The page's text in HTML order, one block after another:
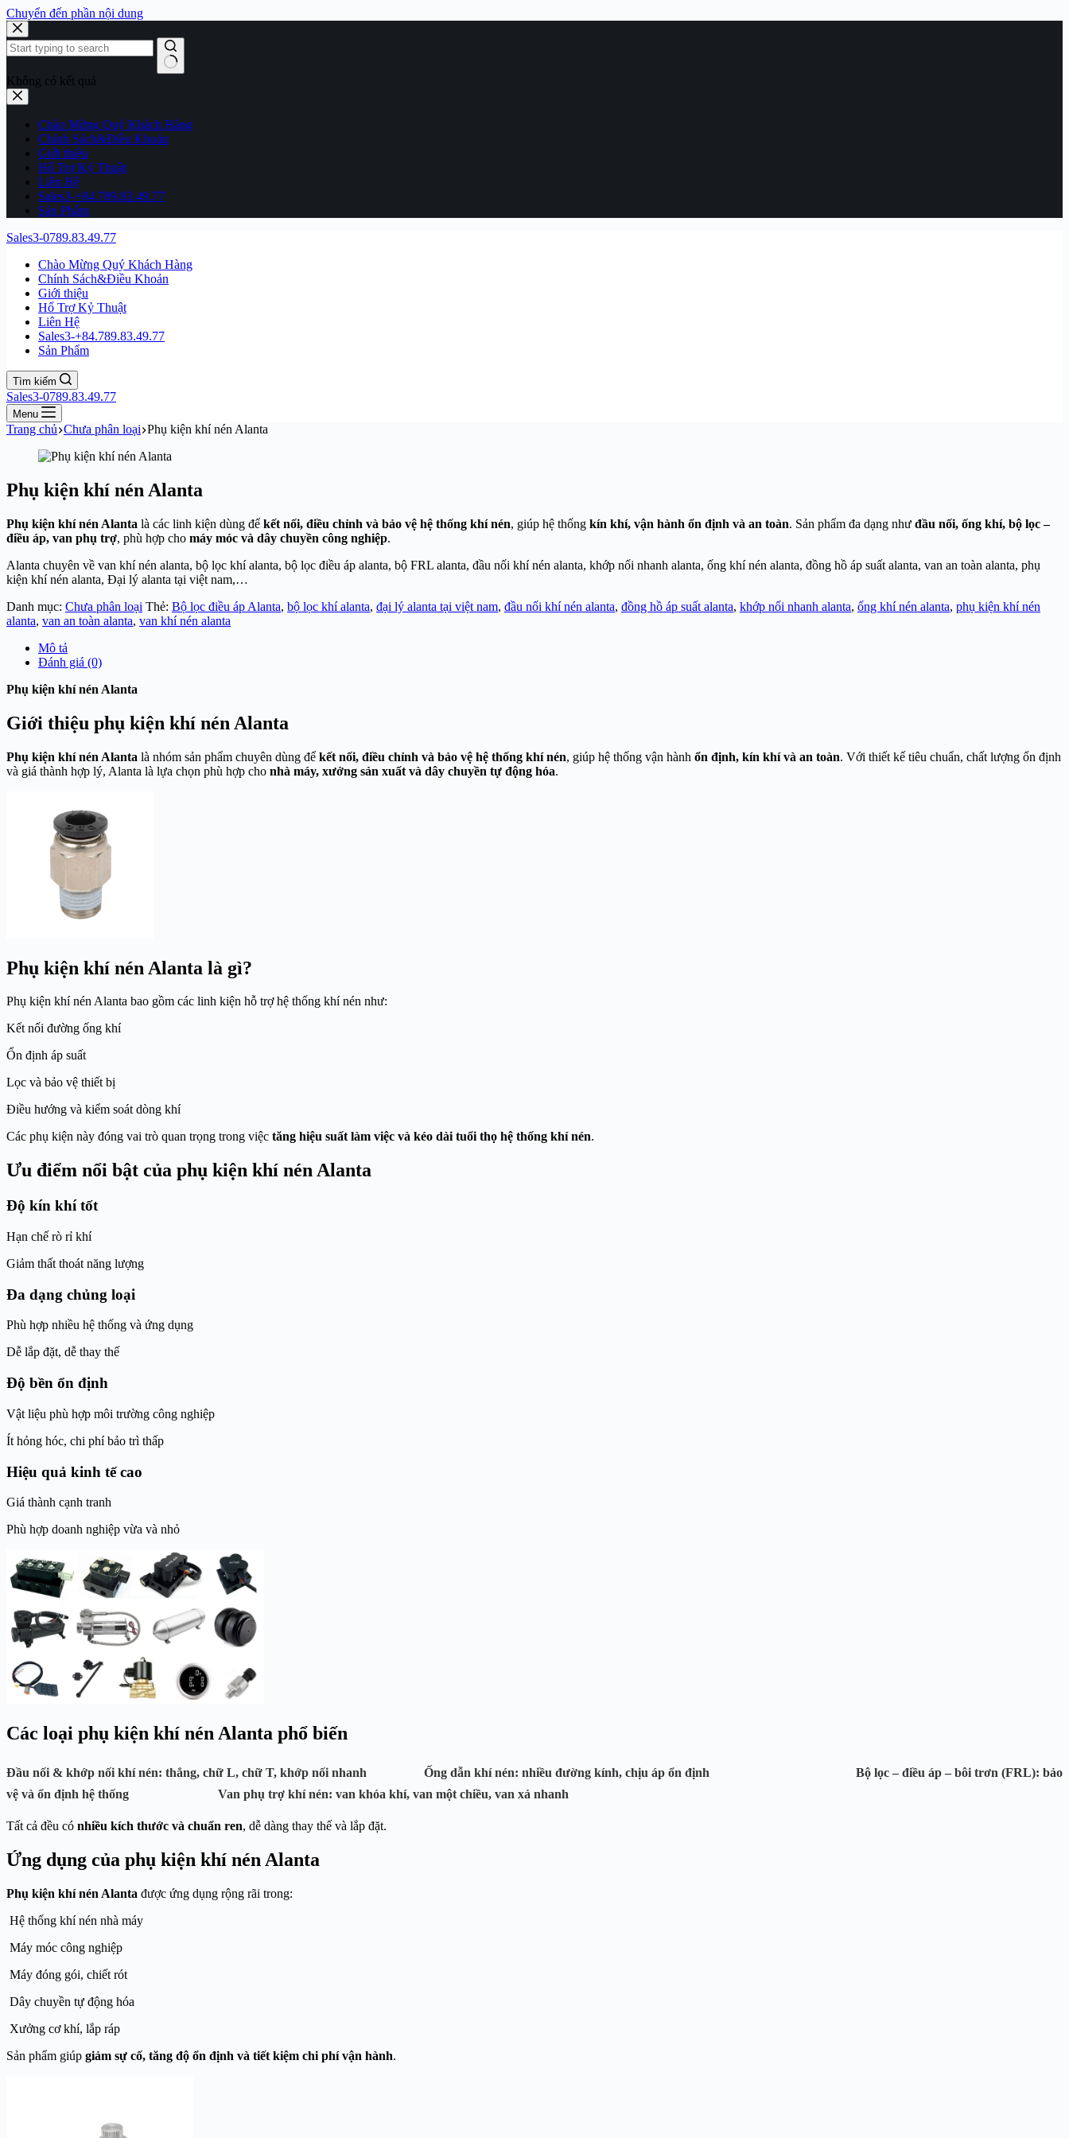
Chuyển đến phần nội dung
Không có kết quả
Chào Mừng Quý Khách Hàng
Chính Sách&Điều Khoản
Giới thiệu
Hổ Trợ Kỷ Thuật
Liên Hệ
Sales3-+84.789.83.49.77
Sản Phẩm
Sales3-0789.83.49.77
Chào Mừng Quý Khách Hàng
Chính Sách&Điều Khoản
Giới thiệu
Hổ Trợ Kỷ Thuật
Liên Hệ
Sales3-+84.789.83.49.77
Sản Phẩm
Tìm kiếm
Sales3-0789.83.49.77
Menu
Trang chủ Chưa phân loại Phụ kiện khí nén Alanta
Phụ kiện khí nén Alanta
Phụ kiện khí nén Alanta là các linh kiện dùng để kết nối, điều chỉnh và bảo vệ hệ thống khí nén, giúp hệ thống kín khí, vận hành ổn định và an toàn. Sản phẩm đa dạng như đầu nối, ống khí, bộ lọc –
điều áp, van phụ trợ, phù hợp cho máy móc và dây chuyền công nghiệp.
Alanta chuyên về van khí nén alanta, bộ lọc khí alanta, bộ lọc điều áp alanta, bộ FRL alanta, đầu nối khí nén alanta, khớp nối nhanh alanta, ống khí nén alanta, đồng hồ áp suất alanta, van an toàn alanta, phụ
kiện khí nén alanta, Đại lý alanta tại việt nam,…
Danh mục: Chưa phân loại Thẻ: Bộ lọc điều áp Alanta, bộ lọc khí alanta, đại lý alanta tại việt nam, đầu nối khí nén alanta, đồng hồ áp suất alanta, khớp nối nhanh alanta, ống khí nén alanta, phụ kiện khí nén
alanta, van an toàn alanta, van khí nén alanta
Mô tả
Đánh giá (0)
Phụ kiện khí nén Alanta
Giới thiệu phụ kiện khí nén Alanta
Phụ kiện khí nén Alanta là nhóm sản phẩm chuyên dùng để kết nối, điều chỉnh và bảo vệ hệ thống khí nén, giúp hệ thống vận hành ổn định, kín khí và an toàn. Với thiết kế tiêu chuẩn, chất lượng ổn định
và giá thành hợp lý, Alanta là lựa chọn phù hợp cho nhà máy, xưởng sản xuất và dây chuyền tự động hóa.
Phụ kiện khí nén Alanta là gì?
Phụ kiện khí nén Alanta bao gồm các linh kiện hỗ trợ hệ thống khí nén như:
Kết nối đường ống khí
Ổn định áp suất
Lọc và bảo vệ thiết bị
Điều hướng và kiểm soát dòng khí
Các phụ kiện này đóng vai trò quan trọng trong việc tăng hiệu suất làm việc và kéo dài tuổi thọ hệ thống khí nén.
Ưu điểm nổi bật của phụ kiện khí nén Alanta
Độ kín khí tốt
Hạn chế rò rỉ khí
Giảm thất thoát năng lượng
Đa dạng chủng loại
Phù hợp nhiều hệ thống và ứng dụng
Dễ lắp đặt, dễ thay thế
Độ bền ổn định
Vật liệu phù hợp môi trường công nghiệp
Ít hỏng hóc, chi phí bảo trì thấp
Hiệu quả kinh tế cao
Giá thành cạnh tranh
Phù hợp doanh nghiệp vừa và nhỏ
Các loại phụ kiện khí nén Alanta phổ biến
Đầu nối & khớp nối khí nén: thẳng, chữ L, chữ T, khớp nối nhanh Ống dẫn khí nén: nhiều đường kính, chịu áp ổn định Bộ lọc – điều áp – bôi trơn (FRL): bảo
vệ và ổn định hệ thống Van phụ trợ khí nén: van khóa khí, van một chiều, van xả nhanh
Tất cả đều có nhiều kích thước và chuẩn ren, dễ dàng thay thế và lắp đặt.
Ứng dụng của phụ kiện khí nén Alanta
Phụ kiện khí nén Alanta được ứng dụng rộng rãi trong:
Hệ thống khí nén nhà máy
Máy móc công nghiệp
Máy đóng gói, chiết rót
Dây chuyền tự động hóa
Xưởng cơ khí, lắp ráp
Sản phẩm giúp giảm sự cố, tăng độ ổn định và tiết kiệm chi phí vận hành.